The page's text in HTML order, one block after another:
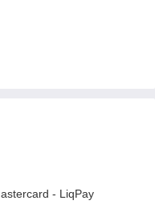
- LiqPay